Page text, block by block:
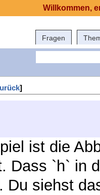
Fragen
]
ist die
Dass `h` in
Du siehst
Willkommen,